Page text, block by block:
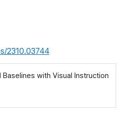
2310.03744
with Visual Instruction